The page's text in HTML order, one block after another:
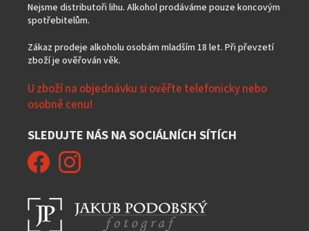
Nejsme distributoři lihu. Alkohol prodáváme pouze koncovým
spotřebitelům.
Zákaz prodeje alkoholu osobám mladším 18 let. Při převzetí
zboží je ověřován věk.
U zboží na objednávku si ověřte telefonicky nebo
osobně cenu!
SLEDUJTE NÁS NA SOCIÁLNÍCH SÍTÍCH